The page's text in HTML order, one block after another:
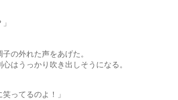
れた声をあげた。
かり吹き出しそうになる。
るのよ！」